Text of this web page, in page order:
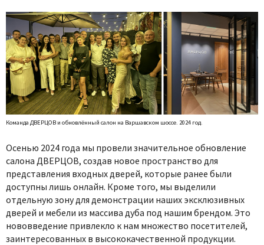
Команда ДВЕРЦОВ и обновлённый салон на Варшавском шоссе. 2024 год.
Осенью 2024 года мы провели значительное обновление
салона ДВЕРЦОВ, создав новое пространство для
представления входных дверей, которые ранее были
доступны лишь онлайн. Кроме того, мы выделили
отдельную зону для демонстрации наших эксклюзивных
дверей и мебели из массива дуба под нашим брендом. Это
нововведение привлекло к нам множество посетителей,
заинтересованных в высококачественной продукции.